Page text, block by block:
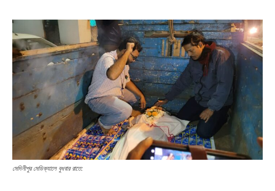
মেদিনীপুর মেডিক্যালে বুধবার রাতে: